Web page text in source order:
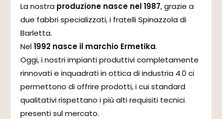
La nostra produzione nasce nel 1987, grazie a
due fabbri specializzati, i fratelli Spinazzola di
Barletta.
Nel1992 nasce il marchio Ermetika.
Oggi, i nostri impianti produttivi completamente
rinnovati e inquadrati in ottica di industria 4.0 ci
permettono di offrire prodotti, i cui standard
qualitativi rispettano i più alti requisiti tecnici
presenti sul mercato.